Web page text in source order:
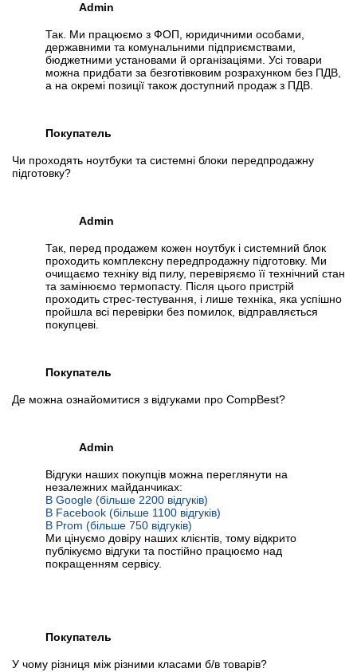
Admin
Так. Ми працюємо з ФОП, юридичними особами,
державними та комунальними підприємствами,
бюджетними установами й організаціями. Усі товари
можна придбати за безготівковим розрахунком без ПДВ,
а на окремі позиції також доступний продаж з ПДВ.
Покупатель
Чи проходять ноутбуки та системні блоки передпродажну
підготовку?
Admin
Так, перед продажем кожен ноутбук і системний блок
проходить комплексну передпродажну підготовку. Ми
очищаємо техніку від пилу, перевіряємо її технічний стан
та замінюємо термопасту. Після цього пристрій
проходить стрес-тестування, і лише техніка, яка успішно
пройшла всі перевірки без помилок, відправляється
покупцеві.
Покупатель
Де можна ознайомитися з відгуками про CompBest?
Admin
Відгуки наших покупців можна переглянути на
незалежних майданчиках:
В Google (більше 2200 відгуків)
В Facebook (більше 1100 відгуків)
В Prom (більше 750 відгуків)
Ми цінуємо довіру наших клієнтів, тому відкрито
публікуємо відгуки та постійно працюємо над
покращенням сервісу.
Покупатель
У чому різниця між різними класами б/в товарів?